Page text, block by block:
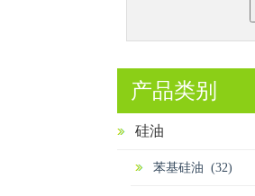
产品类别
硅油
苯基硅油 (32)